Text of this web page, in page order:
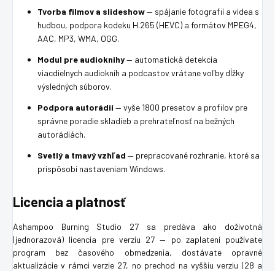
Tvorba filmov a slideshow— spájanie fotografií a videa s
hudbou, podpora kodeku H.265 (HEVC) a formátov MPEG4,
AAC, MP3, WMA, OGG.
Modul pre audioknihy— automatická detekcia
viacdielnych audiokníh a podcastov vrátane voľby dĺžky
výsledných súborov.
Podpora autorádií— vyše 1800 presetov a profilov pre
správne poradie skladieb a prehrateľnosť na bežných
autorádiách.
Svetlý a tmavý vzhľad — prepracované rozhranie, ktoré sa
prispôsobí nastaveniam Windows.
Licencia a platnosť
Ashampoo Burning Studio 27 sa predáva ako doživotná
(jednorazová) licencia pre verziu 27 — po zaplatení používate
program bez časového obmedzenia, dostávate opravné
aktualizácie v rámci verzie 27, no prechod na vyššiu verziu (28 a